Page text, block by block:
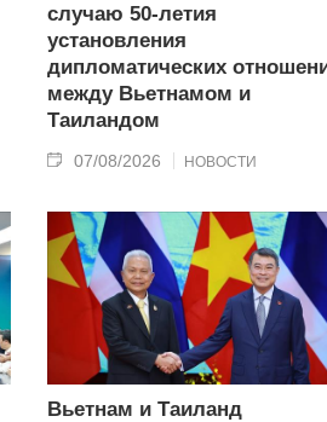
случаю 50-летия
установления
дипломатических
между Вьетнамом и
Таиландом
07/08/2026 НОВОСТИ
Вьетнам и Таиланд